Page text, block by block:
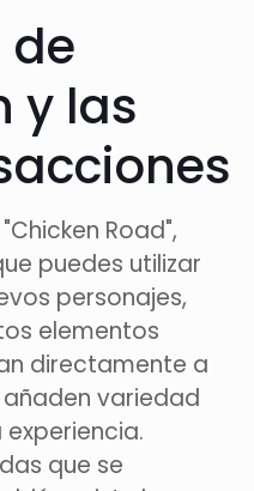
de
y las
Road",
puedes utilizar
personajes,
elementos
directamente a
variedad
que se